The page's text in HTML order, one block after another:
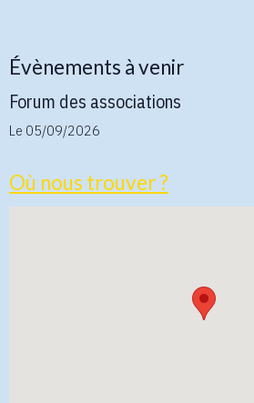
Évènements à venir
Forum des associations
Le 05/09/2026
Où nous trouver ?